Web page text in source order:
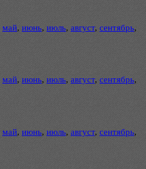
май, июнь, июль, август, сентябрь,
май, июнь, июль, август, сентябрь,
май, июнь, июль, август, сентябрь,